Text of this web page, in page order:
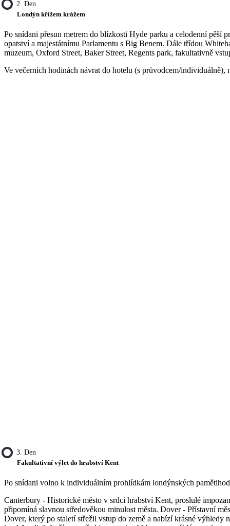
2. Den
Londýn křížem krážem
Po snídani přesun metrem do blízkosti Hyde parku a celodenní pěší
opatství a majestátnímu Parlamentu s Big Benem. Dále třídou
muzeum, Oxford Street, Baker Street, Regents park, fakultativně
Ve večerních hodinách návrat do hotelu (s průvodcem/individuálně),
3. Den
Fakultativní výlet do hrabství Kent
Po snídani volno k individuálním prohlídkám londýnských
Canterbury - Historické město v srdci hrabství Kent, proslulé
připomíná slavnou středověkou minulost města. Dover - Přístavní
Dover, který po staletí střežil vstup do země a nabízí krásné výhledy